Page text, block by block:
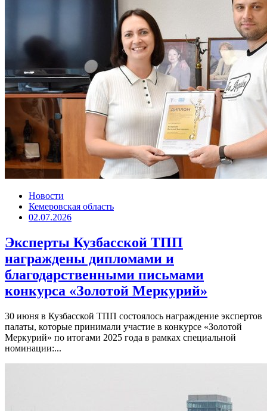
Новости
Кемеровская область
02.07.2026
Эксперты Кузбасской ТПП
награждены дипломами и
благодарственными письмами
конкурса «Золотой Меркурий»
30 июня в Кузбасской ТПП состоялось награждение экспертов
палаты, которые принимали участие в конкурсе «Золотой
Меркурий» по итогами 2025 года в рамках специальной
номинации:...